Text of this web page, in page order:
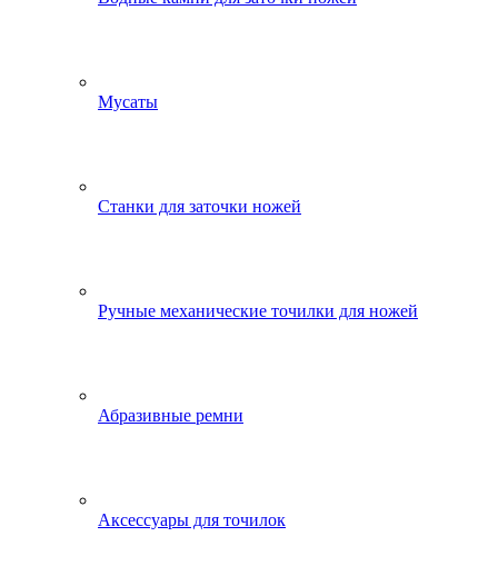
Мусаты
Станки для заточки ножей
Ручные механические точилки для ножей
Абразивные ремни
Аксессуары для точилок